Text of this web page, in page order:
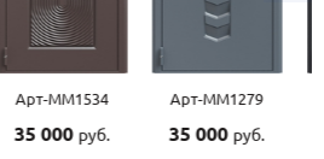
Арт-ММ1534
35 000 руб.
Арт-ММ1279
35 000 руб.